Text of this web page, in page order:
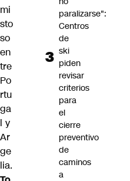
mi
sto
so
en
tre
Po
rtu
ga
l y
Ar
ge
lia.
paralizarse":
Centros
de
ski
piden
revisar
criterios
para
el
cierre
preventivo
de
caminos
a